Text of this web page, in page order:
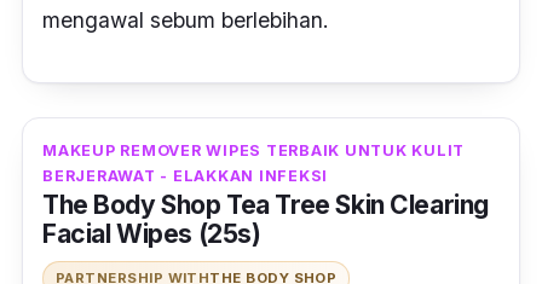
mengawal sebum berlebihan.
MAKEUP REMOVER WIPES TERBAIK UNTUK KULIT
BERJERAWAT - ELAKKAN INFEKSI
The Body Shop Tea Tree Skin Clearing
Facial Wipes (25s)
PARTNERSHIP WITHTHE BODY SHOP